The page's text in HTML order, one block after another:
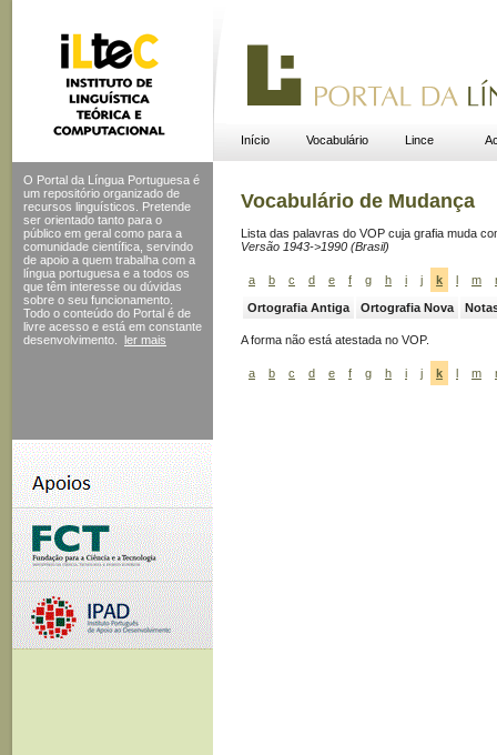
Início Vocabulário Lince
O Portal da Língua Portuguesa é
um repositório organizado de
recursos linguísticos. Pretende
ser orientado tanto para o
público em geral como para a
comunidade científica, servindo
de apoio a quem trabalha com a
língua portuguesa e a todos os
que têm interesse ou dúvidas
sobre o seu funcionamento.
Todo o conteúdo do Portal é de
livre acesso e está em constante
desenvolvimento.
ler mais
Vocabulário de Mudança
Lista das palavras do VOP cuja grafia muda
Versão 1943->1990 (Brasil)
a b c d e f g h i j k l m
Ortografia Antiga Ortografia Nova
A forma não está atestada no VOP.
a b c d e f g h i j k l m